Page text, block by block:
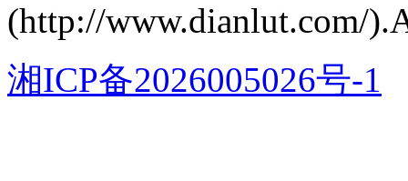
(http://www.dianlut.com/
湘ICP备2026005026号-1